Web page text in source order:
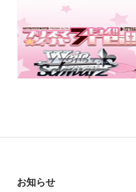
お知らせ